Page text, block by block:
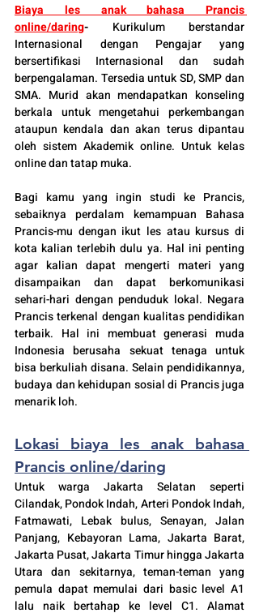
Biaya les anak bahasa Prancis
online/daring-
Kurikulum berstandar
Internasional dengan Pengajar yang
bersertifikasi Internasional dan sudah
berpengalaman. Tersedia untuk SD, SMP dan
SMA. Murid akan mendapatkan konseling
berkala untuk mengetahui perkembangan
ataupun kendala dan akan terus dipantau
oleh sistem Akademik online. Untuk kelas
online dan tatap muka.
Bagi kamu yang ingin studi ke Prancis,
sebaiknya perdalam kemampuan Bahasa
Prancis-mu dengan ikut les atau kursus di
kota kalian terlebih dulu ya. Hal ini penting
agar kalian dapat mengerti materi yang
disampaikan dan dapat berkomunikasi
Prancis terkenal dengan kualitas pendidikan
terbaik. Hal ini membuat generasi muda
Indonesia berusaha sekuat tenaga untuk
bisa berkuliah disana. Selain pendidikannya,
budaya dan kehidupan sosial di Prancis juga
menarik loh.
Lokasi biaya les anak bahasa
Prancis online/daring
Untuk warga Jakarta Selatan seperti
Cilandak, Pondok Indah, Arteri Pondok Indah,
Fatmawati, Lebak bulus, Senayan, Jalan
Panjang, Kebayoran Lama, Jakarta Barat,
Jakarta Pusat, Jakarta Timur hingga Jakarta
Utara dan sekitarnya, teman-teman yang
pemula dapat memulai dari basic level A1